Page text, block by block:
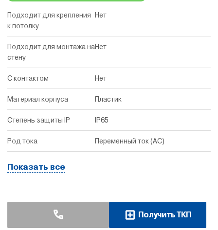
Подходит для крепления
к потолку
Нет
Подходит для монтажа на
стену
Нет
С контактом Нет
Материал корпуса Пластик
Степень защиты IP IP65
Род тока Переменный ток (AC)
Показать все
Получить ТКП